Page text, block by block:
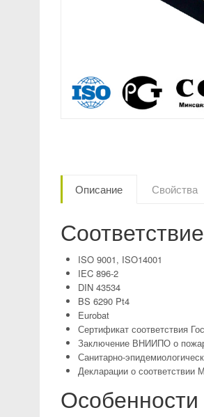
Описание Свойства
ISO 9001, ISO14001
IEC 896-2
DIN 43534
BS 6290 Pt4
Eurobat
Сертификат соответствия
Заключение ВНИИПО о
Санитарно-
Декларации о соответствии